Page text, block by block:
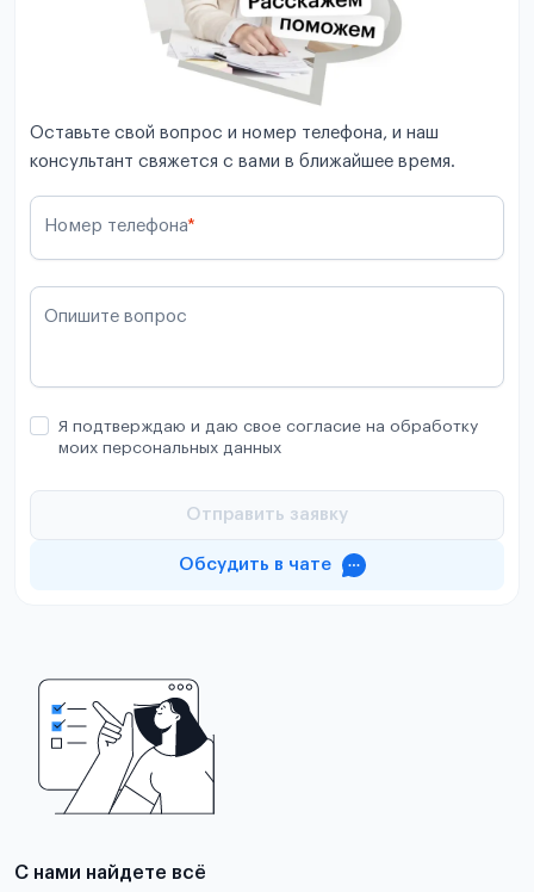
Оставьте свой вопрос и номер телефона, и наш
консультант свяжется с вами в ближайшее время.
Номер телефона*
Опишите вопрос
Я подтверждаю и даю свое согласие на обработку
моих персональных данных
Отправить заявку
Обсудить в чате
С нами найдете всё